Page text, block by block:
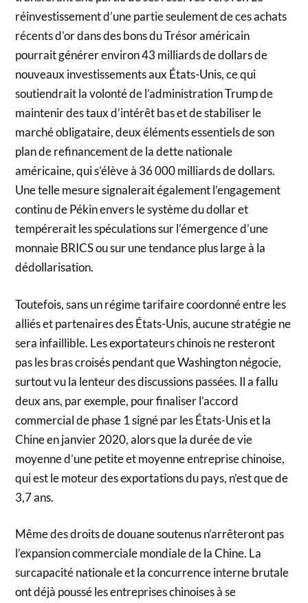
réinvestissement d’une partie seulement de ces achats
récents d’or dans des bons du Trésor américain
pourrait générer environ 43 milliards de dollars de
nouveaux investissements aux États-Unis, ce qui
soutiendrait la volonté de l’administration Trump de
maintenir des taux d’intérêt bas et de stabiliser le
marché obligataire, deux éléments essentiels de son
plan de refinancement de la dette nationale
américaine, qui s’élève à 36 000 milliards de dollars.
Une telle mesure signalerait également l’engagement
continu de Pékin envers le système du dollar et
tempérerait les spéculations sur l’émergence d’une
monnaie BRICS ou sur une tendance plus large à la
dédollarisation.
Toutefois, sans un régime tarifaire coordonné entre les
alliés et partenaires des États-Unis, aucune stratégie ne
sera infaillible. Les exportateurs chinois ne resteront
pas les bras croisés pendant que Washington négocie,
surtout vu la lenteur des discussions passées. Il a fallu
deux ans, par exemple, pour finaliser l’accord
commercial de phase 1 signé par les États-Unis et la
Chine en janvier 2020, alors que la durée de vie
moyenne d’une petite et moyenne entreprise chinoise,
qui est le moteur des exportations du pays, n’est que de
3,7 ans.
Même des droits de douane soutenus n’arrêteront pas
l’expansion commerciale mondiale de la Chine. La
surcapacité nationale et la concurrence interne brutale
ont déjà poussé les entreprises chinoises à se